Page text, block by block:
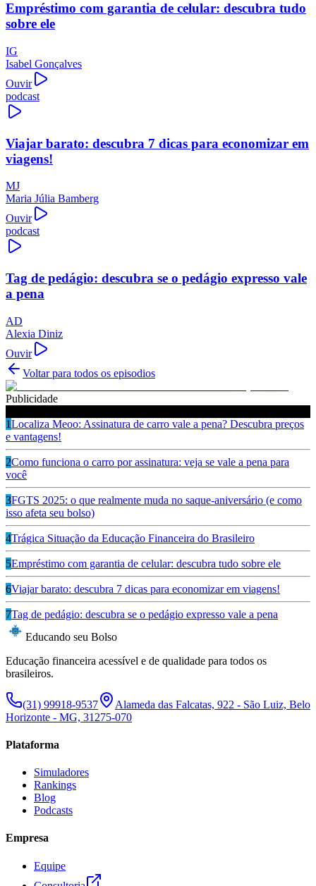
Empréstimo com garantia de celular: descubra tudo
sobre ele
IG
Isabel Gonçalves
Ouvir
podcast
Viajar barato: descubra 7 dicas para economizar em
viagens!
MJ
Maria Júlia Bamberg
Ouvir
podcast
Tag de pedágio: descubra se o pedágio expresso vale
a pena
AD
Alexia Diniz
Ouvir
Voltar para todos os episodios
Publicidade
1Localiza Meoo: Assinatura de carro vale a pena? Descubra preços
e vantagens!
2Como funciona o carro por assinatura: veja se vale a pena para
você
3FGTS 2025: o que realmente muda no saque-aniversário (e como
isso afeta seu bolso)
4Trágica Situação da Educação Financeira do Brasileiro
5Empréstimo com garantia de celular: descubra tudo sobre ele
6Viajar barato: descubra 7 dicas para economizar em viagens!
7Tag de pedágio: descubra se o pedágio expresso vale a pena
Educando seu Bolso
Educação financeira acessível e de qualidade para todos os
brasileiros.
(31) 99918-9537
Alameda das Falcatas, 922 - São Luiz, Belo
Horizonte - MG, 31275-070
Plataforma
Simuladores
Rankings
Blog
Podcasts
Empresa
Equipe